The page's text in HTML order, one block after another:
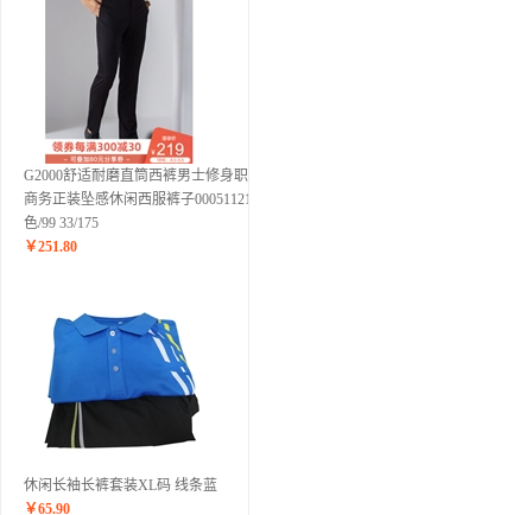
G2000舒适耐磨直筒西裤男士修身职业
商务正装坠感休闲西服裤子00051121 黑
色/99 33/175
￥251.80
休闲长袖长裤套装XL码 线条蓝
￥65.90